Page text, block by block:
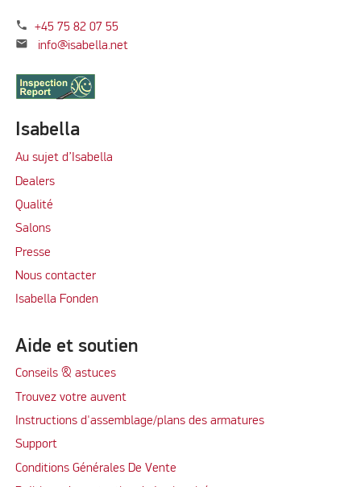
phone +45 75 82 07 55
mail info@isabella.net
Isabella
Au sujet d’Isabella
Dealers
Qualité
Salons
Presse
Nous contacter
Isabella Fonden
Aide et soutien
Conseils & astuces
Trouvez votre auvent
Instructions d'assemblage/plans des armatures
Support
Conditions Générales De Vente